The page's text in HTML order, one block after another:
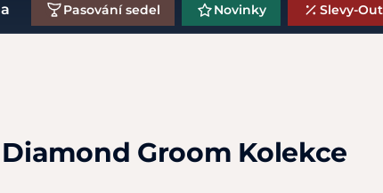
Pasování sedel Novinky Slevy-
Groom Kolekce